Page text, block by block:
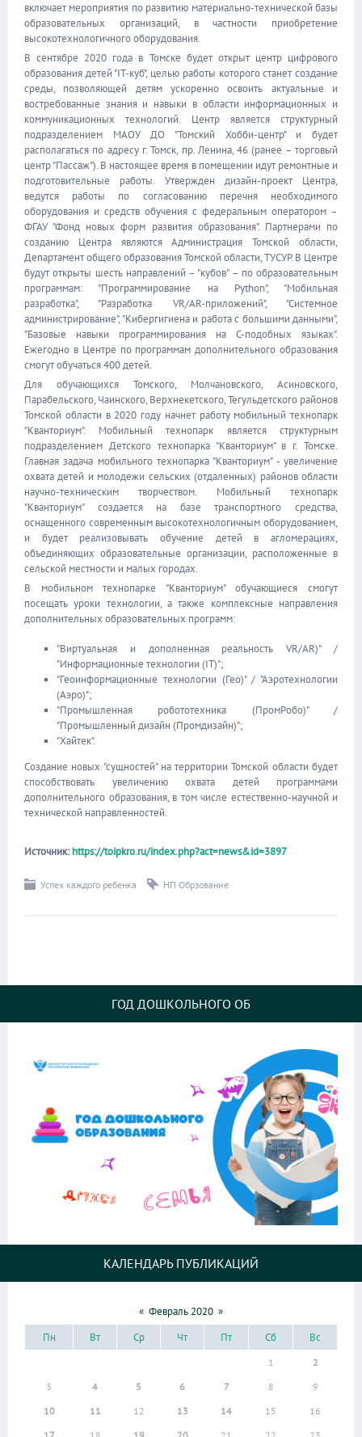
включает мероприятия по развитию материально-технической базы
образовательных организаций, в частности приобретение
высокотехнологичного оборудования.
В сентябре 2020 года в Томске будет открыт центр цифрового
образования детей "IT-куб", целью работы которого станет создание
среды, позволяющей детям ускоренно освоить актуальные и
востребованные знания и навыки в области информационных и
коммуникационных технологий. Центр является структурный
подразделением МАОУ ДО "Томский Хобби-центр" и будет
располагаться по адресу г. Томск, пр. Ленина, 46 (ранее – торговый
центр "Пассаж"). В настоящее время в помещении идут ремонтные и
подготовительные работы. Утвержден дизайн-проект Центра,
ведутся работы по согласованию перечня необходимого
оборудования и средств обучения с федеральным оператором –
ФГАУ "Фонд новых форм развития образования". Партнерами по
созданию Центра являются Администрация Томской области,
Департамент общего образования Томской области, ТУСУР. В Центре
будут открыты шесть направлений – "кубов" – по образовательным
программам: "Программирование на Python", "Мобильная
разработка", "Разработка VR/AR-приложений", "Системное
администрирование", "Кибергигиена и работа с большими данными",
"Базовые навыки программирования на С-подобных языках".
Ежегодно в Центре по программам дополнительного образования
смогут обучаться 400 детей.
Для обучающихся Томского, Молчановского, Асиновского,
Парабельского, Чаинского, Верхнекетского, Тегульдетского районов
Томской области в 2020 году начнет работу мобильный технопарк
"Кванториум". Мобильный технопарк является структурным
подразделением Детского технопарка "Кванториум" в г. Томске.
Главная задача мобильного технопарка "Кванториум" - увеличение
охвата детей и молодежи сельских (отдаленных) районов области
научно-техническим творчеством. Мобильный технопарк
"Кванториум" создается на базе транспортного средства,
оснащенного современным высокотехнологичным оборудованием,
и будет реализовывать обучение детей в агломерациях,
объединяющих образовательные организации, расположенные в
сельской местности и малых городах.
В мобильном технопарке "Кванториум" обучающиеся смогут
посещать уроки технологии, а также комплексные направления
дополнительных образовательных программ:
"Виртуальная и дополненная реальность VR/AR)" /
"Информационные технологии (IT)";
"Геоинформационные технологии (Гео)" / "Аэротехнологии
(Аэро)";
"Промышленная робототехника (ПромРобо)" /
"Промышленный дизайн (Промдизайн)";
"Хайтек".
Создание новых "сущностей" на территории Томской области будет
способствовать увеличению охвата детей программами
дополнительного образования, в том числе естественно-научной и
технической направленностей.
Источник: https://toipkro.ru/index.php?act=news&id=3897
Успех каждого ребенка НП Обрзование
ГОД ДОШКОЛЬНОГО ОБ
КАЛЕНДАРЬ ПУБЛИКАЦИЙ
« Февраль 2020 »
Пн
Вт Ср Чт Пт Сб Вс
1
2
3
4 5 6 7 8
9
10
11 12 13 14 15
16